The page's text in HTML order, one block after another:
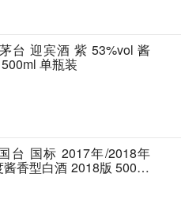
台 迎宾酒 紫 53%vol 酱
单瓶装
台 国标 2017年/2018年
香型白酒 2018版 500ml